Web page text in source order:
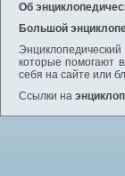
Об
Большой
которые помогают
себя на сайте или
Ссылки на